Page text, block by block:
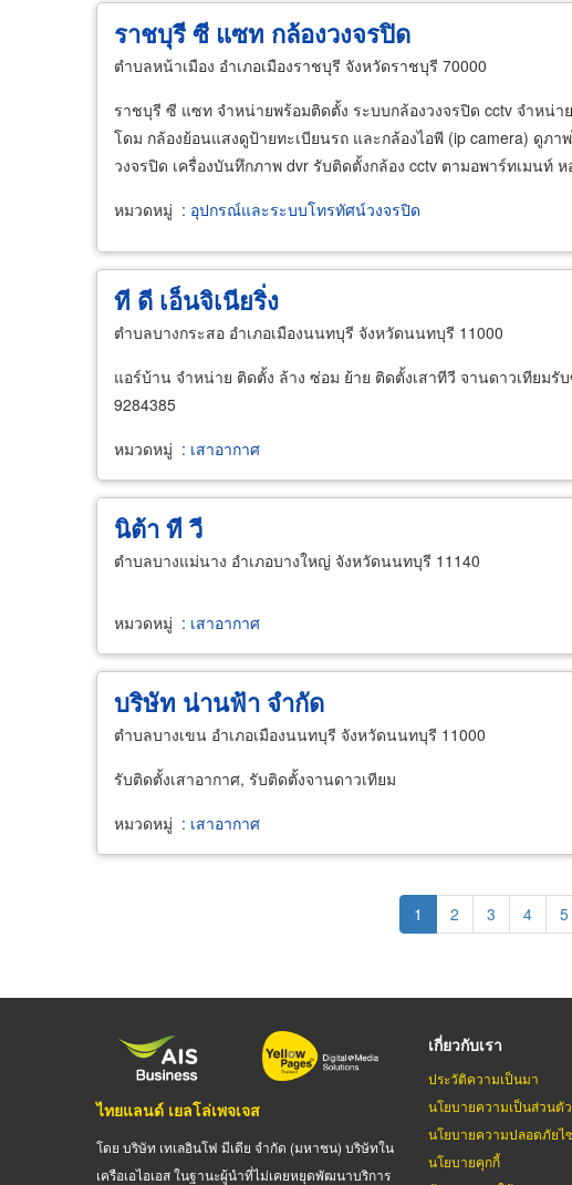
ราชบุรี ซี แซท กล้องวงจรปิด
ตำบลหน้าเมือง อำเภอเมืองราชบุรี จังหวัดราชบุรี 70000
ราชบุรี ซี แซท จำหน่ายพร้อมติดตั้ง ระบบกล้องวงจรปิด cctv จำหน่
โดม กล้องย้อนแสงดูป้ายทะเบียนรถ และกล้องไอพี (ip camera) ดูภ
วงจรปิด เครื่องบันทึกภาพ dvr รับติดตั้งกล้อง cctv ตามอพาร์ทเมนท์
หมวดหมู่ : อุปกรณ์และระบบโทรทัศน์วงจรปิด
ที ดี เอ็นจิเนียริ่ง
ตำบลบางกระสอ อำเภอเมืองนนทบุรี จังหวัดนนทบุรี 11000
แอร์บ้าน จำหน่าย ติดตั้ง ล้าง ซ่อม ย้าย ติดตั้งเสาทีวี จานดาวเทียม
9284385
หมวดหมู่ : เสาอากาศ
นิต้า ที วี
ตำบลบางแม่นาง อำเภอบางใหญ่ จังหวัดนนทบุรี 11140
หมวดหมู่ : เสาอากาศ
บริษัท น่านฟ้า จำกัด
ตำบลบางเขน อำเภอเมืองนนทบุรี จังหวัดนนทบุรี 11000
รับติดตั้งเสาอากาศ, รับติดตั้งจานดาวเทียม
หมวดหมู่ : เสาอากาศ
Current
page
1 Page
2 Page
3 Page
4 5
ไทยแลนด์ เยลโล่เพจเจส
โดย บริษัท เทเลอินโฟ มีเดีย จำกัด (มหาชน) บริษัทใน
เครือเอไอเอส ในฐานะผู้นำที่ไม่เคยหยุดพัฒนาบริการ
เกี่ยวกับเรา
ประวัติความเป็นมา
นโยบายความเป็นส่วนตัว
นโยบายความปลอดภัยไ
นโยบายคุกกี้